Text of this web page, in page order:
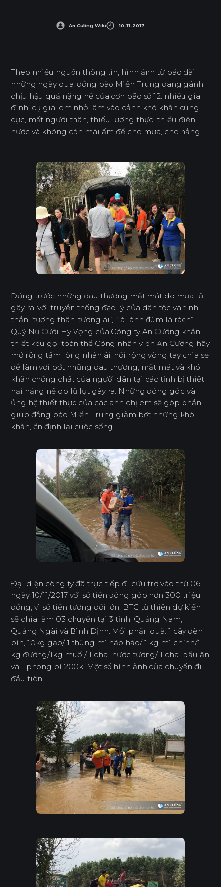
An Cường Wiki 10-11-2017
Theo nhiều nguồn thông tin, hình ảnh từ báo đài
những ngày qua, đồng bào Miền Trung đang gánh
chịu hậu quả nặng nề của cơn bão số 12, nhiều gia
đình, cụ già, em nhỏ lâm vào cảnh khó khăn cùng
cực, mất người thân, thiếu lương thực, thiếu điện-
nước và không còn mái ấm để che mưa, che nắng…
Đứng trước những đau thương mất mát do mưa lũ
gây ra, với truyền thống đạo lý của dân tộc và tinh
thần “tương thân, tương ái”, “lá lành đùm lá rách”,
Quỹ Nụ Cười Hy Vọng của Công ty An Cường khẩn
thiết kêu gọi toàn thể Công nhân viên An Cường hãy
mở rộng tấm lòng nhân ái, nối rộng vòng tay chia sẻ
để làm vơi bớt những đau thương, mất mát và khó
khăn chồng chất của người dân tại các tỉnh bị thiệt
hại nặng nề do lũ lụt gây ra. Những đóng góp và
ủng hộ thiết thực của các anh chị em sẽ góp phần
giúp đồng bào Miền Trung giảm bớt những khó
khăn, ổn định lại cuộc sống.
Đại diện công ty đã trực tiếp đi cứu trợ vào thứ 06 –
ngày 10/11/2017 với số tiền đóng góp hơn 300 triệu
đồng, vì số tiền tương đối lớn, BTC từ thiện dự kiến
sẽ chia làm 03 chuyến tại 3 tỉnh: Quảng Nam,
Quảng Ngãi và Bình Định. Mỗi phần quà: 1 cây đèn
pin, 10kg gạo/ 1 thùng mì hảo hảo/ 1 kg mì chính/1
kg đường/1kg muối/ 1 chai nước tương/ 1 chai dầu ăn
và 1 phong bì 200k. Một số hình ảnh của chuyến đi
đầu tiên: